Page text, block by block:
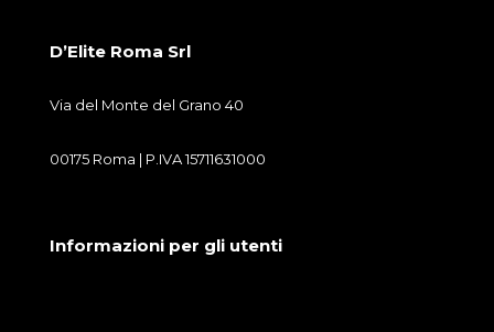
D’Elite Roma Srl
Via del Monte del Grano 40
00175 Roma | P.IVA 15711631000
Informazioni per gli utenti